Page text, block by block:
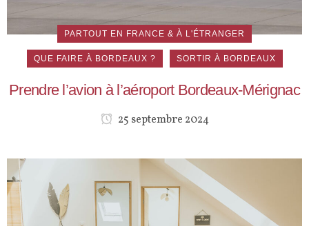
PARTOUT EN FRANCE & À L'ÉTRANGER
QUE FAIRE À BORDEAUX ? SORTIR À BORDEAUX
Prendre l’avion à l’aéroport Bordeaux-Mérignac
25 septembre 2024